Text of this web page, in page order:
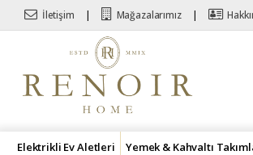
Skip to navigation
Skip to content
İletişim Mağazalarımız
Elektrikli Ev Aletleri Yemek & Kahvaltı